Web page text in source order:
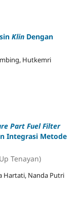
Klin Dengan
Hutkemri
Part Fuel Filter
Integrasi Metode
Tenayan)
Hartati, Nanda Putri